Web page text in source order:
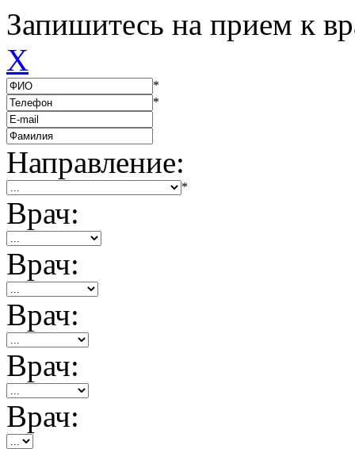
Запишитесь на прием к
X
*
*
Направление:
*
Врач:
Врач:
Врач:
Врач:
Врач: